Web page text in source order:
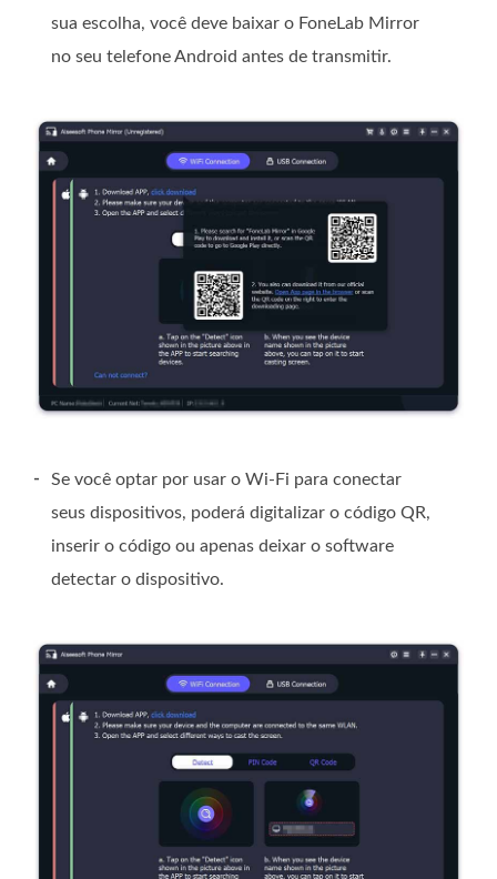
sua escolha, você deve baixar o FoneLab Mirror
no seu telefone Android antes de transmitir.
-
Se você optar por usar o Wi-Fi para conectar
seus dispositivos, poderá digitalizar o código QR,
inserir o código ou apenas deixar o software
detectar o dispositivo.